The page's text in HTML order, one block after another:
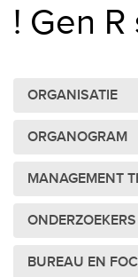
! Gen
ORGANISATIE
ORGANOGRAM
MANAGEMENT
ONDERZOEKERS
BUREAU EN